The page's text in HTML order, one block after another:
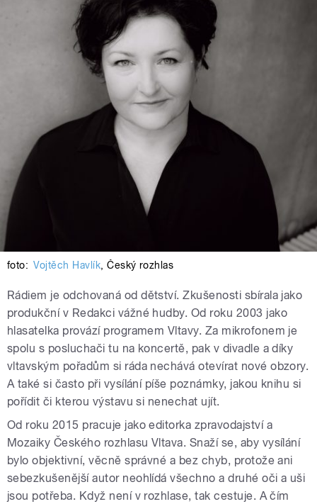
foto: Vojtěch Havlík,Český rozhlas
Rádiem je odchovaná od dětství. Zkušenosti sbírala jako
produkční v Redakci vážné hudby. Od roku 2003 jako
hlasatelka provází programem Vltavy. Za mikrofonem je
spolu s posluchači tu na koncertě, pak v divadle a díky
vltavským pořadům si ráda nechává otevírat nové obzory.
A také si často při vysílání píše poznámky, jakou knihu si
pořídit či kterou výstavu si nenechat ujít.
Od roku 2015 pracuje jako editorka zpravodajství a
Mozaiky Českého rozhlasu Vltava. Snaží se, aby vysílání
bylo objektivní, věcně správné a bez chyb, protože ani
sebezkušenější autor neohlídá všechno a druhé oči a uši
jsou potřeba. Když není v rozhlase, tak cestuje. A čím